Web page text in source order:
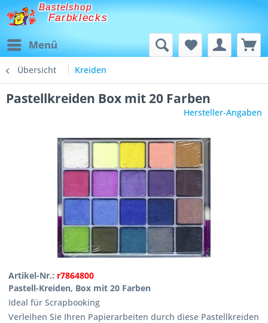
Bastelshop
Farbklecks
Menü
Übersicht Kreiden
Pastellkreiden Box mit 20 Farben
Hersteller-Angaben
Artikel-Nr.: r7864800
Pastell-Kreiden, Box mit 20 Farben
Ideal für Scrapbooking
Verleihen Sie Ihren Papierarbeiten durch diese Pastellkreiden